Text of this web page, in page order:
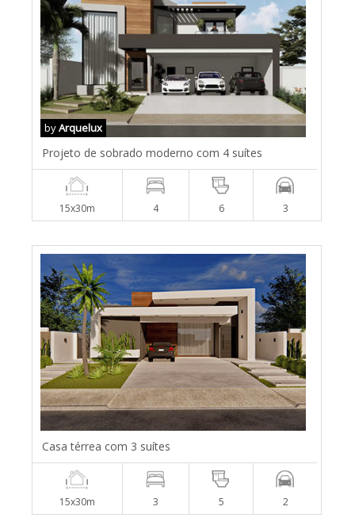
byArquelux
Projeto de sobrado moderno com 4 suítes
15x30m 4 6 3
Casa térrea com 3 suítes
15x30m 3 5 2